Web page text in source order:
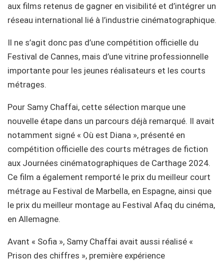
aux films retenus de gagner en visibilité et d’intégrer un
réseau international lié à l’industrie cinématographique.
Il ne s’agit donc pas d’une compétition officielle du
Festival de Cannes, mais d’une vitrine professionnelle
importante pour les jeunes réalisateurs et les courts
métrages.
Pour Samy Chaffai, cette sélection marque une
nouvelle étape dans un parcours déjà remarqué. Il avait
notamment signé « Où est Diana », présenté en
compétition officielle des courts métrages de fiction
aux Journées cinématographiques de Carthage 2024.
Ce film a également remporté le prix du meilleur court
métrage au Festival de Marbella, en Espagne, ainsi que
le prix du meilleur montage au Festival Afaq du cinéma,
en Allemagne.
Avant « Sofia », Samy Chaffai avait aussi réalisé «
Prison des chiffres », première expérience